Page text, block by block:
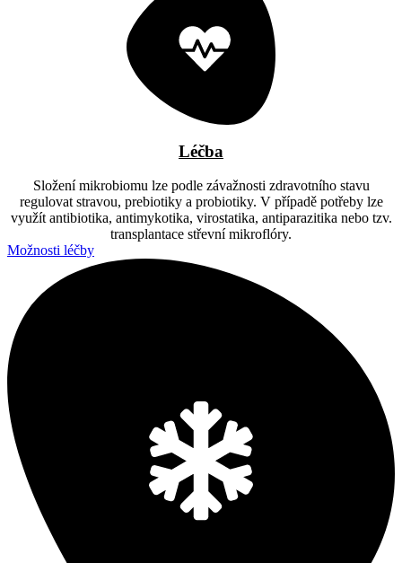
Léčba
Složení mikrobiomu lze podle závažnosti zdravotního stavu
regulovat stravou, prebiotiky a probiotiky. V případě potřeby lze
využít antibiotika, antimykotika, virostatika, antiparazitika nebo tzv.
transplantace střevní mikroflóry.
Možnosti léčby